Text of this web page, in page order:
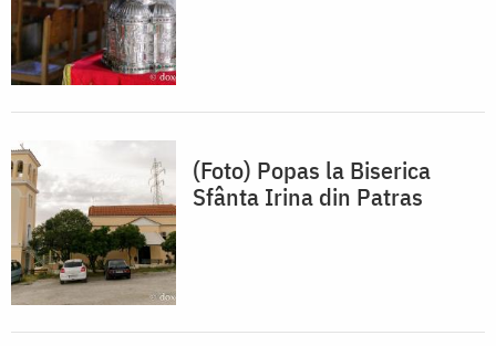
(Foto) Popas la Biserica
Sfânta Irina din Patras